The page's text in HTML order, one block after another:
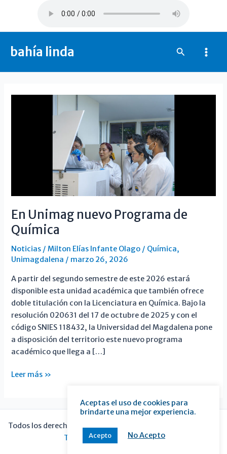
contenido
bahía linda Buscar
Main
En Unimag nuevo Programa de
Química
Noticias /Milton Elías Infante Olago / Química,
Unimagdalena / marzo 26, 2026
A partir del segundo semestre de este 2026 estará
disponible esta unidad académica que también ofrece
doble titulación con la Licenciatura en Química. Bajo la
resolución 020631 del 17 de octubre de 2025 y con el
código SNIES 118432, la Universidad del Magdalena pone
a disposición del territorio este nuevo programa
académico que llega a […]
En
Programa
de
Leer más »
Todos los derechos © 2026 bahía linda | Funciona gracias a
Tema Astra para WordPress
Aceptas el uso de cookies para
brindarte una mejor experiencia.
Acepto No Acepto